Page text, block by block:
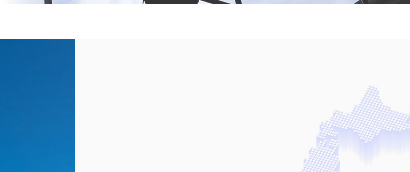
大分市の株式会社上勝工業では、拠点である大分県のみなら